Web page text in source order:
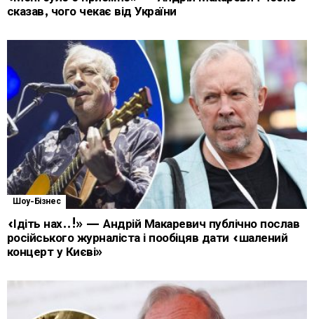
сказав, чого чекає від України
Шоу-Бізнес
«Ідіть нах..!» — Андрій Макаревич публічно послав
російського журналіста і пообіцяв дати «шалений
концерт у Києві»